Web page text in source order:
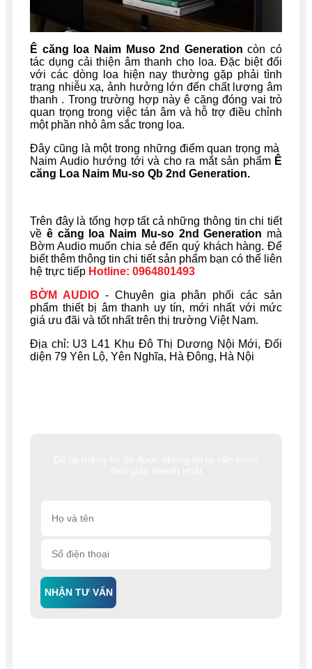
NHẬN TƯ VẤN
Ê căng loa Naim Muso 2nd Generation còn có
tác dụng cải thiện âm thanh cho loa. Đặc biệt đối
với các dòng loa hiện nay thường gặp phải tình
trạng nhiễu xạ, ảnh hưởng lớn đến chất lượng âm
thanh . Trong trường hợp này ê căng đóng vai trò
quan trọng trong việc tán âm và hỗ trợ điều chỉnh
một phần nhỏ âm sắc trong loa.
Đây cũng là một trong những điểm quan trọng mà
Naim Audio hướng tới và cho ra mắt sản phẩmÊ
căng Loa Naim Mu-so Qb 2nd Generation.
Trên đây là tổng hợp tất cả những thông tin chi tiết
về ê căng loa Naim Mu-so 2nd Generation mà
Bờm Audio muốn chia sẻ đến quý khách hàng. Để
biết thêm thông tin chi tiết sản phẩm bạn có thể liên
hệ trực tiếp Hotline: 0964801493
BỜM AUDIO- Chuyên gia phân phối các sản
phẩm thiết bị âm thanh uy tín, mới nhất với mức
giá ưu đãi và tốt nhất trên thị trường Việt Nam.
Địa chỉ: U3 L41 Khu Đô Thị Dương Nội Mới, Đối
diện 79 Yên Lộ, Yên Nghĩa, Hà Đông, Hà Nội